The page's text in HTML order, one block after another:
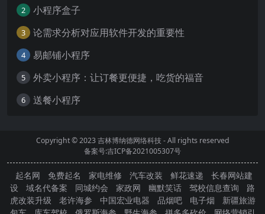
2 小程序盒子
3 论需求分析对应用软件开发的重要性
4 易邮铺小程序
5 外卖小程序：让订餐更便捷，吃货的福音
6 送餐小程序
Copyright © 2023吉林博纳德网络科技- All rights reserved
备案号:吉ICP备2021005307号
起名网 免费起名 家电维修 汽车改装 鲜花速递
长春网站建
设
域名代备案 同城约会 家政网 幽默笑话 驾校信息查询
路
虎改装升级
老许海参 中国宏业电器 品烟吧 电子烟
新疆旅游